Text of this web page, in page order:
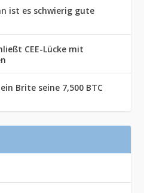
ist es schwierig gute
CEE-Lücke mit
Brite seine 7,500 BTC